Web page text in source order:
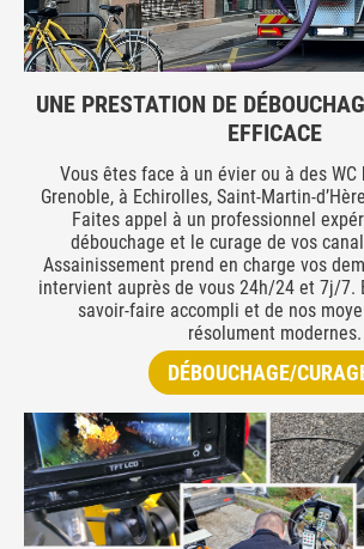
UNE PRESTATION DE
EFFICACE
Vous êtes face à un évier ou à des WC
Grenoble, à Echirolles, Saint-Martin-
Faites appel à un professionnel
débouchage et le curage de vos
Assainissement prend en charge vos
intervient auprès de vous 24h/24 et 7j/7.
savoir-faire accompli et de nos
résolument modernes.
DÉBOUCHAGE/